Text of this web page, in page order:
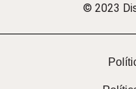
© 2023